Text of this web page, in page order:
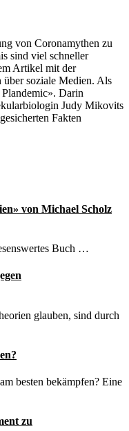
von Coronamythen zu
sind viel schneller
Artikel mit der
soziale Medien. Als
Darin
Judy Mikovits
Fakten
von Michael Scholz
Buch …
glauben, sind durch
besten bekämpfen? Eine
zu